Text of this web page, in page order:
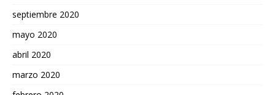
septiembre 2020
mayo 2020
abril 2020
marzo 2020